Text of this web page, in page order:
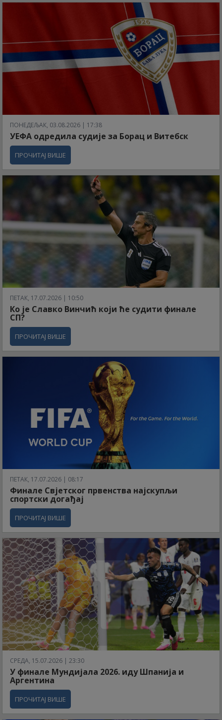
ПОНЕДЕЉАК, 03.08.2026 | 17:38
УЕФА одредила судије за Борац и Витебск
ПРОЧИТАЈ ВИШЕ
ПЕТАК, 17.07.2026 | 10:50
Ко је Славко Винчић који ће судити финале
СП?
ПРОЧИТАЈ ВИШЕ
ПЕТАК, 17.07.2026 | 08:17
Финале Свјетског првенства најскупљи
спортски догађај
ПРОЧИТАЈ ВИШЕ
СРЕДА, 15.07.2026 | 23:30
У финале Мундијала 2026. иду Шпанија и
Аргентина
ПРОЧИТАЈ ВИШЕ